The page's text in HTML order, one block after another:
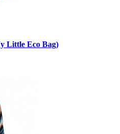
Little Eco Bag)